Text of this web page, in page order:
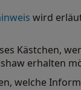
wird
Kästchen,
erhalten
welche